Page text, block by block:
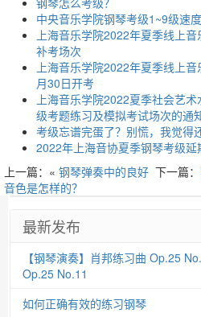
中央音乐学院钢琴考级1~9级速
上海音乐学院2022年夏季线上
补考场次
上海音乐学院2022年夏季线上
月30日开考
上海音乐学院2022夏季社会艺
级考题练习及模拟考试场次的通
考级忘谱完蛋了？别慌，我觉得
2022年上海音协夏季钢琴考级延
下一篇：
上一篇：« 钢琴弹奏中的良好
音色是怎样的？
最新发布
【钢琴演奏】肖邦练习曲 Op.25
Op.25 No.11
如何正确有效的练习钢琴